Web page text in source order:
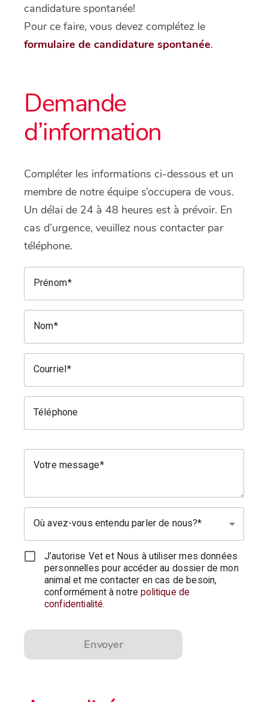
candidature spontanée!
Pour ce faire, vous devez complétez le
formulaire de candidature spontanée.
Demande
d’information
Compléter les informations ci-dessous et un
membre de notre équipe s’occupera de vous.
Un délai de 24 à 48 heures est à prévoir. En
cas d’urgence, veuillez nous contacter par
téléphone.
Prénom
Nom
Courriel
Téléphone
Votre message
Où avez-vous entendu parler de nous?
J’autorise Vet et Nous à utiliser mes données
personnelles pour accéder au dossier de mon
animal et me contacter en cas de besoin,
conformément à notrepolitique de
confidentialité.
Envoyer